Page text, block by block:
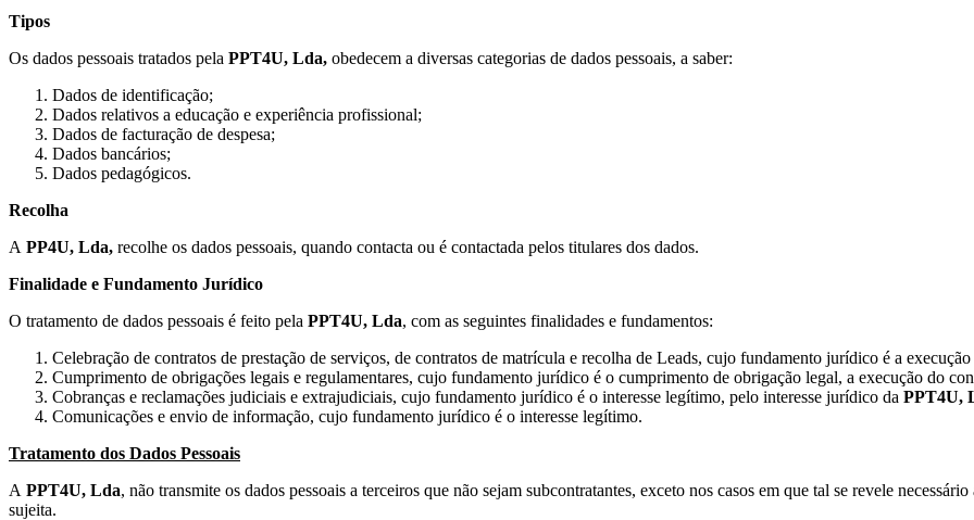
Tipos
Os dados pessoais tratados pela PPT4U, Lda, obedecem a diversas categorias de dados pessoais, a saber:
Dados de identificação;
Dados relativos a educação e experiência profissional;
Dados de facturação de despesa;
Dados bancários;
Dados pedagógicos.
Recolha
A PP4U, Lda, recolhe os dados pessoais, quando contacta ou é contactada pelos titulares dos dados.
Finalidade e Fundamento Jurídico
O tratamento de dados pessoais é feito pela PPT4U, Lda, com as seguintes finalidades e fundamentos:
Celebração de contratos de prestação de serviços, de contratos de matrícula e recolha de Leads, cujo fundamento jurídico é a
Cumprimento de obrigações legais e regulamentares, cujo fundamento jurídico é o cumprimento de obrigação legal, a execução do
Cobranças e reclamações judiciais e extrajudiciais, cujo fundamento jurídico é o interesse legítimo, pelo interesse jurídico da PPT4U,
Comunicações e envio de informação, cujo fundamento jurídico é o interesse legítimo.
Tratamento dos Dados Pessoais
A PPT4U, Lda, não transmite os dados pessoais a terceiros que não sejam subcontratantes, exceto nos casos em que tal se revele
sujeita.